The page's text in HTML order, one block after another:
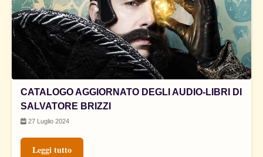
CATALOGO AGGIORNATO DEGLI AUDIO-LIBRI DI
SALVATORE BRIZZI
27 Luglio 2024
Leggi tutto